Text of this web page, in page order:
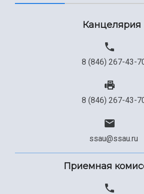
Канцелярия
8 (846) 267-43-
8 (846) 267-43-
ssau@ssau.ru
Приемная